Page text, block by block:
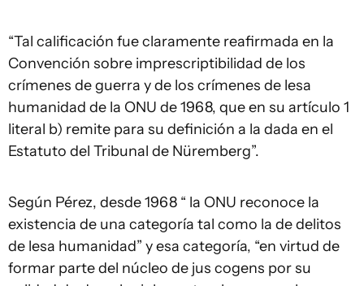
“Tal calificación fue claramente reafirmada en la
Convención sobre imprescriptibilidad de los
crímenes de guerra y de los crímenes de lesa
humanidad de la ONU de 1968, que en su artículo 1
literal b) remite para su definición a la dada en el
Estatuto del Tribunal de Nüremberg”.
Según Pérez, desde 1968 “ la ONU reconoce la
existencia de una categoría tal como la de delitos
de lesa humanidad” y esa categoría, “en virtud de
formar parte del núcleo de jus cogens por su